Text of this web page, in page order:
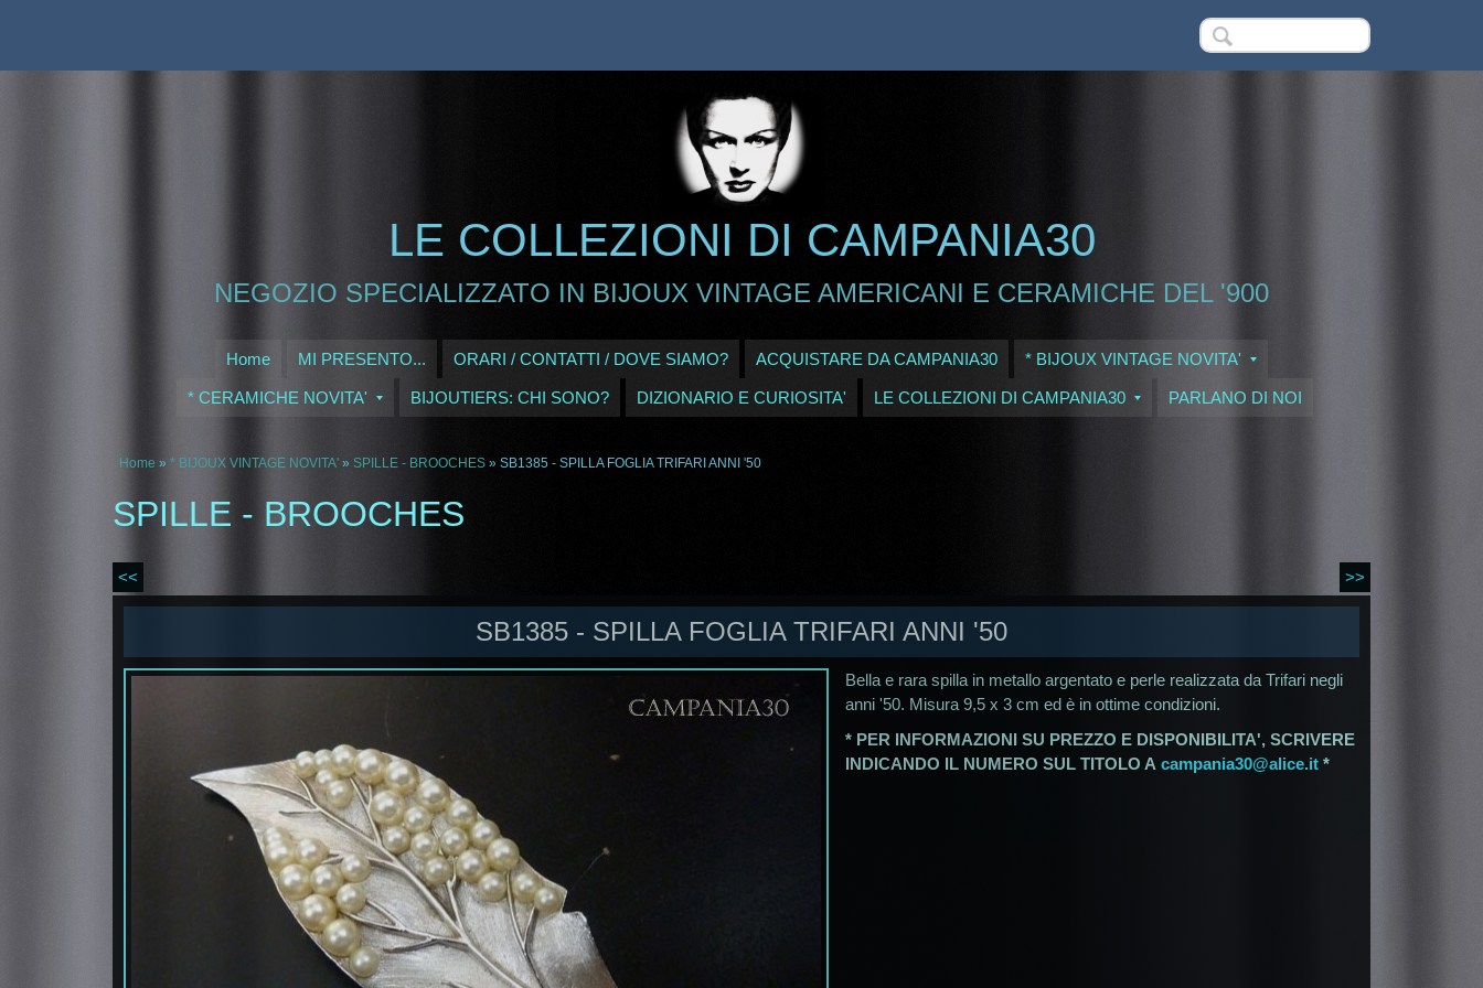
LE COLLEZIONI DI CAMPANIA30
NEGOZIO SPECIALIZZATO IN BIJOUX VINTAGE AMERICANI E CERAMICHE DEL '900
Home MI PRESENTO... ORARI / CONTATTI / DOVE SIAMO? ACQUISTARE DA CAMPANIA30 * BIJOUX VINTAGE NOVITA'
* CERAMICHE NOVITA' BIJOUTIERS: CHI SONO? DIZIONARIO E CURIOSITA' LE COLLEZIONI DI CAMPANIA30 PARLANO DI NOI
Home » * BIJOUX VINTAGE NOVITA' » SPILLE - BROOCHES » SB1385 - SPILLA FOGLIA TRIFARI ANNI '50
SPILLE - BROOCHES
<< >>
SB1385 - SPILLA FOGLIA TRIFARI ANNI '50
Bella e rara spilla in metallo argentato e perle realizzata da Trifari negli
anni '50. Misura 9,5 x 3 cm ed è in ottime condizioni.
* PER INFORMAZIONI SU PREZZO E DISPONIBILITA', SCRIVERE
INDICANDO IL NUMERO SUL TITOLO A campania30@alice.it *